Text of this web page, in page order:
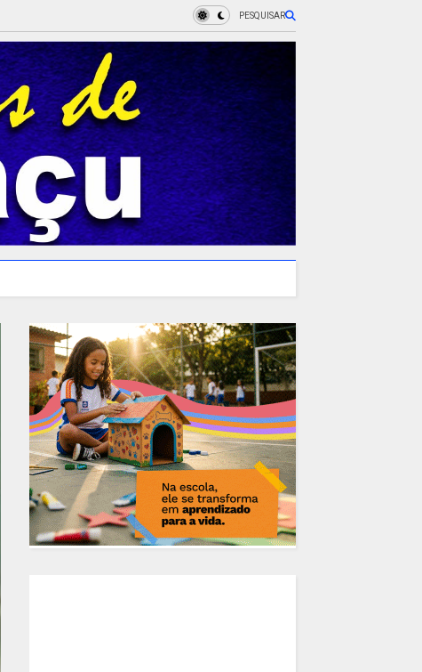
PESQUISAR